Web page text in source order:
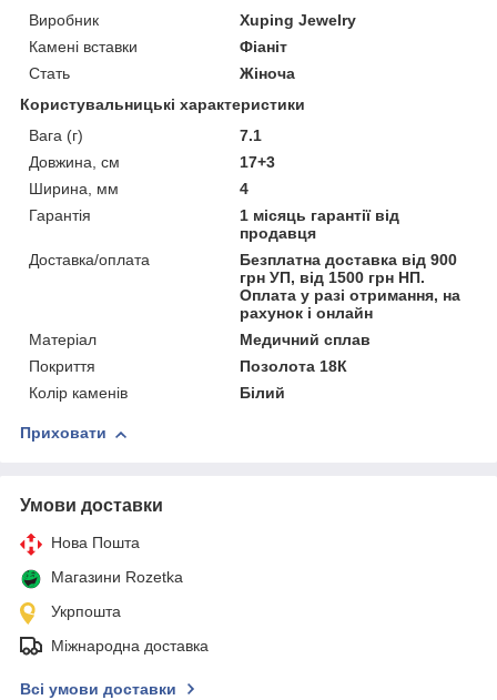
Виробник
Xuping Jewelry
Камені вставки
Фіаніт
Стать
Жіноча
Користувальницькі характеристики
Вага (г)
7.1
Довжина, см
17+3
Ширина, мм
4
Гарантія
1 місяць гарантії від
продавця
Доставка/оплата
Безплатна доставка від 900
грн УП, від 1500 грн НП.
Оплата у разі отримання, на
рахунок і онлайн
Матеріал
Медичний сплав
Покриття
Позолота 18К
Колір каменів
Білий
Приховати
Умови доставки
Нова Пошта
Магазини Rozetka
Укрпошта
Міжнародна доставка
Всі умови доставки